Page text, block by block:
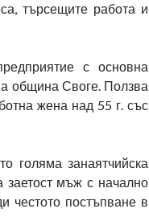
търсещите работа и
с основна
община Своге. Ползва
жена над 55 г. със
голяма занаятчийска
заетост мъж с начално
честото постъпване в